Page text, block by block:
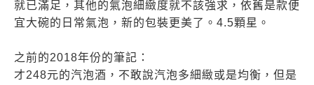
就已滿足，其他的氣泡細緻度就不該強求，依舊是款便
宜大碗的日常氣泡，新的包裝更美了。4.5顆星。
之前的2018年份的筆記：
才248元的汽泡酒，不敢說汽泡多細緻或是均衡，但是